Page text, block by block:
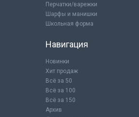
Перчатки/варежки
Шарфы и манишки
Школьная форма
Навигация
Новинки
Хит продаж
Всё за 50
Всё за 100
Всё за 150
Архив